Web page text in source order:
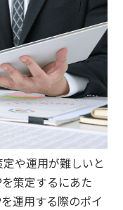
や運用が難しいと
策定するにあた
運用する際のポイ